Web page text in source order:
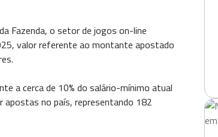
Fazenda, o setor de jogos on-line
valor referente ao montante apostado
a cerca de 10% do salário-mínimo atual
no país, representando 182